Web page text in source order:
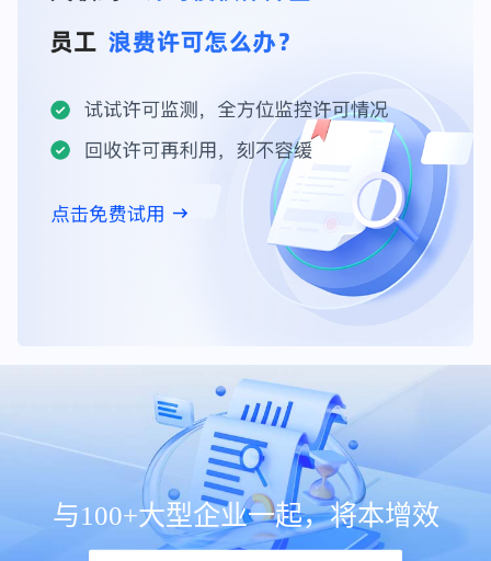
与100+大型企业一起，将本增效